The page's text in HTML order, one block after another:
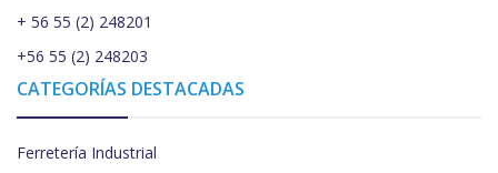
+ 56 55 (2) 248201
+56 55 (2) 248203
CATEGORÍAS DESTACADAS
Ferretería Industrial